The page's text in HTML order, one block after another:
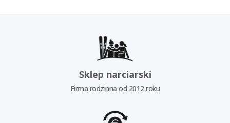
Sklep narciarski
Firma rodzinna od 2012 roku